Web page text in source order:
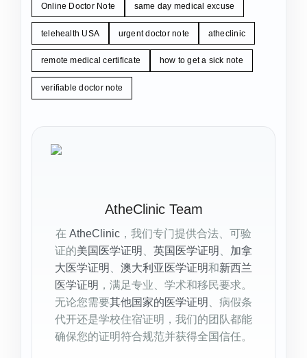
Online Doctor Note same day medical excuse
telehealth USA urgent doctor note atheclinic
remote medical certificate how to get a sick note
verifiable doctor note
AtheClinic Team
在 AtheClinic ，我们专门提供合法、可验
证的美国医学证明 英国医学证明
加拿
大医学证明
澳大利亚医学证明和新西兰
医学证明 ，满足专业、学术和移民要求。
无论您需要其他国家的医学证明
、病假条
代开还是学校住宿证明，我们的团队都能
确保您的证明符合规范并获得全国信任。